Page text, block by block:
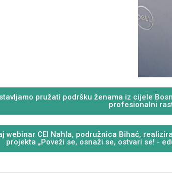
pružati podršku ženama iz cijele
profesionalni
webinar CEI Nahla, podružnica Bihać,
projekta „Poveži se, osnaži se, ostvari se! -